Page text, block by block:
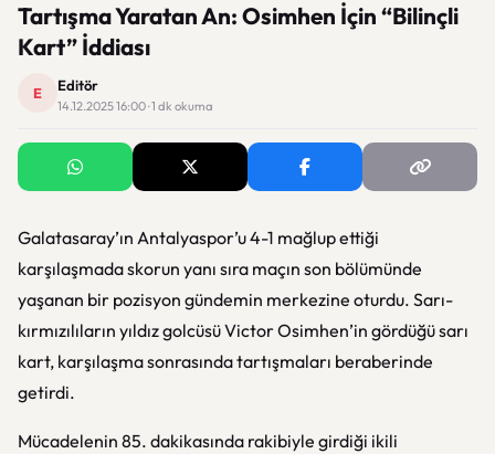
Tartışma Yaratan An: Osimhen İçin “Bilinçli
Kart” İddiası
E Editör
14.12.2025 16:00 · 1 dk okuma
Galatasaray’ın Antalyaspor’u 4-1 mağlup ettiği
karşılaşmada skorun yanı sıra maçın son bölümünde
yaşanan bir pozisyon gündemin merkezine oturdu. Sarı-
kırmızılıların yıldız golcüsü Victor Osimhen’in gördüğü sarı
kart, karşılaşma sonrasında tartışmaları beraberinde
getirdi.
Mücadelenin 85. dakikasında rakibiyle girdiği ikili